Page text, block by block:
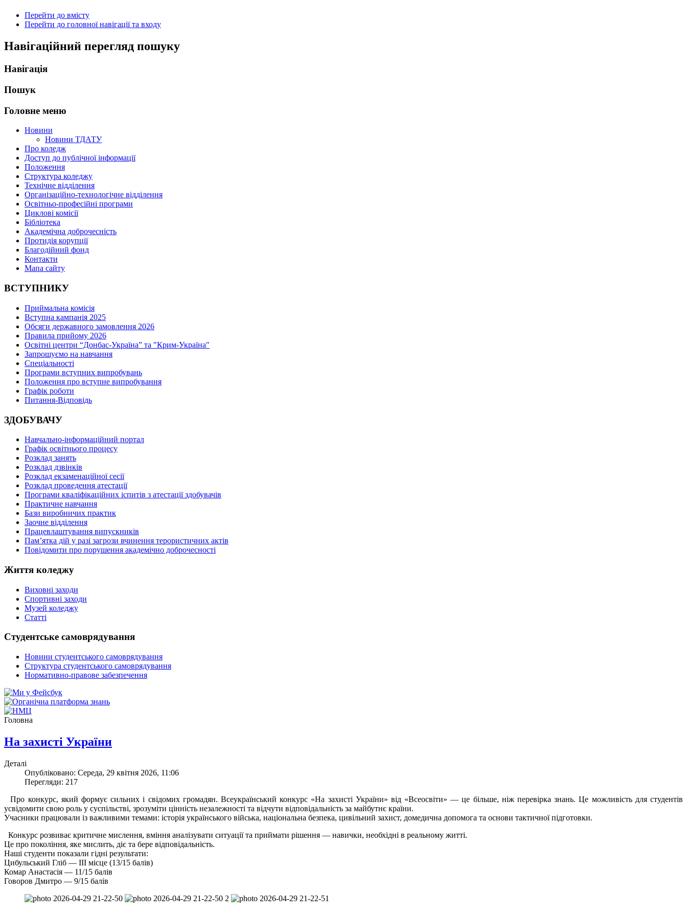
Перейти до вмісту
Перейти до головної навігації та входу
Навігаційний перегляд пошуку
Навігація
Пошук
Головне меню
Новини
Новини ТДАТУ
Про коледж
Доступ до публічної інформації
Положення
Структура коледжу
Технічне відділення
Організаційно-технологічне відділення
Освітньо-професійні програми
Циклові комісії
Бібліотека
Академічна доброчесність
Протидія корупції
Благодійний фонд
Контакти
Мапа сайту
ВСТУПНИКУ
Приймальна комісія
Вступна кампанія 2025
Обсяги державного замовлення 2026
Правила прийому 2026
Освітні центри “Донбас-Україна” та "Крим-Україна"
Запрошуємо на навчання
Спеціальності
Програми вступних випробувань
Положення про вступне випробування
Графік роботи
Питання-Відповідь
ЗДОБУВАЧУ
Навчально-інформаційний портал
Графік освітнього процесу
Розклад занять
Розклад дзвінків
Розклад екзаменаційної сесії
Розклад проведення атестації
Програми кваліфікаційних іспитів з атестації здобувачів
Практичне навчання
Бази виробничих практик
Заочне відділення
Працевлаштування випускників
Пам’ятка дій у разі загрози вчинення терористичних актів
Повідомити про порушення академічно доброчесності
Життя коледжу
Виховні заходи
Спортивні заходи
Музей коледжу
Статті
Студентське самоврядування
Новини студентського самоврядування
Структура студентського самоврядування
Нормативно-правове забезпечення
Головна
На захисті України
Деталі
Опубліковано: Середа, 29 квітня 2026, 11:06
Перегляди: 217
Про конкурс, який формує сильних і свідомих громадян. Всеукраїнський конкурс «На захисті України» від «Всеосвіти» — це більше, ніж перевірка знань. Це можливість для студентів
усвідомити свою роль у суспільстві, зрозуміти цінність незалежності та відчути відповідальність за майбутнє країни.
Учасники працювали із важливими темами: історія українського війська, національна безпека, цивільний захист, домедична допомога та основи тактичної підготовки.
Конкурс розвиває критичне мислення, вміння аналізувати ситуації та приймати рішення — навички, необхідні в реальному житті.
Це про покоління, яке мислить, діє та бере відповідальність.
Наші студенти показали гідні результати:
Цибульський Гліб — ІІІ місце (13/15 балів)
Комар Анастасія — 11/15 балів
Говоров Дмитро — 9/15 балів